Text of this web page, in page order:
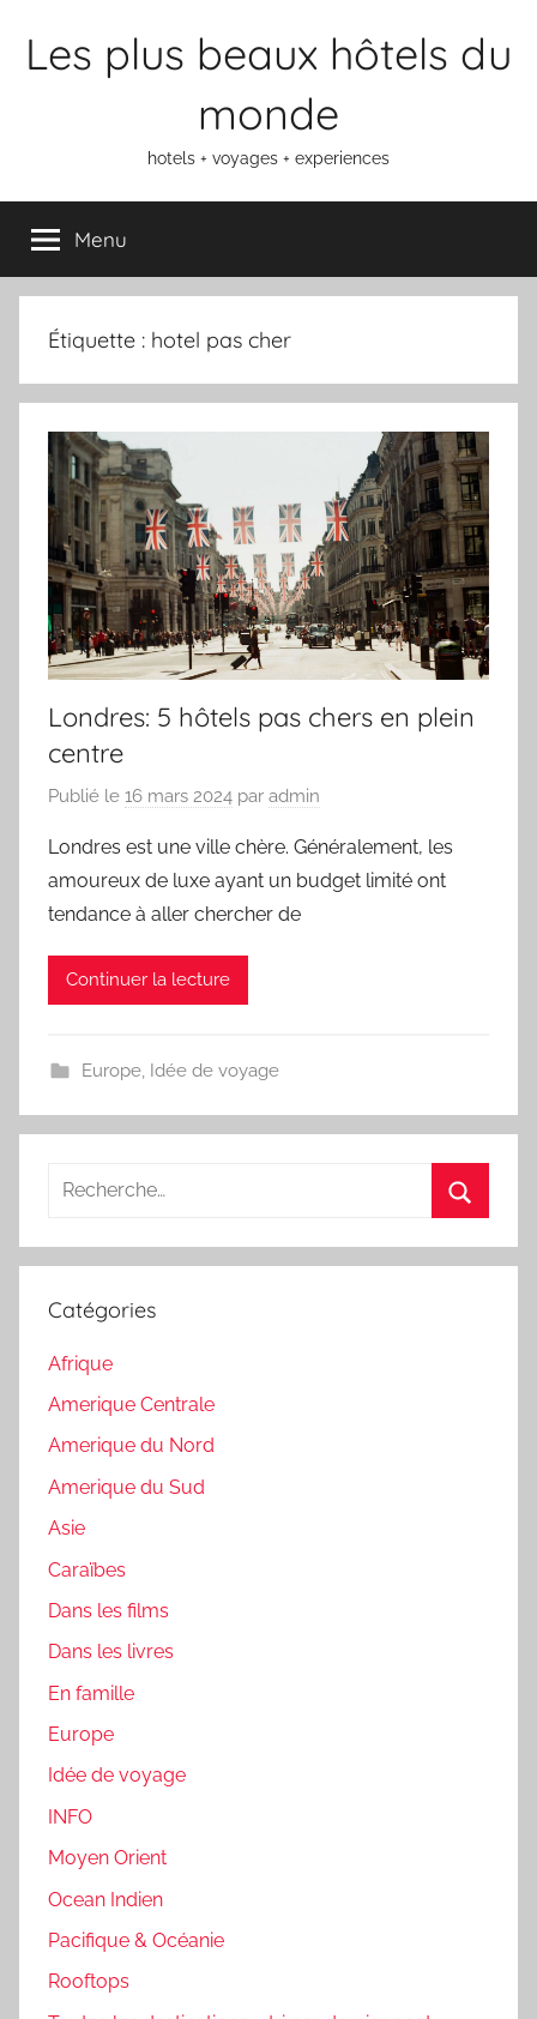
Les plus beaux hôtels du
monde
hotels + voyages + experiences
Menu
Étiquette : hotel pas cher
Londres: 5 hôtels pas chers en plein
centre
Publié le 16 mars 2024 par admin
Londres est une ville chère. Généralement, les
amoureux de luxe ayant un budget limité ont
tendance à aller chercher de
Continuer la lecture
Europe, Idée de voyage
Recherche
:
Catégories
Afrique
Amerique Centrale
Amerique du Nord
Amerique du Sud
Asie
Caraïbes
Dans les films
Dans les livres
En famille
Europe
Idée de voyage
INFO
Moyen Orient
Ocean Indien
Pacifique & Océanie
Rooftops